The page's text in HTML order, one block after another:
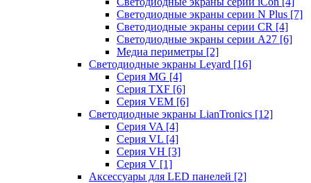
Светодиодные экраны серии N Plus [7]
Светодиодные экраны серии CR [4]
Светодиодные экраны серии А27 [6]
Медиа периметры [2]
Светодиодные экраны Leyard [16]
Серия MG [4]
Серия TXF [6]
Серия VEM [6]
Светодиодные экраны LianTronics [12]
Серия VA [4]
Серия VL [4]
Серия VH [3]
Серия V [1]
Аксессуары для LED панелей [2]